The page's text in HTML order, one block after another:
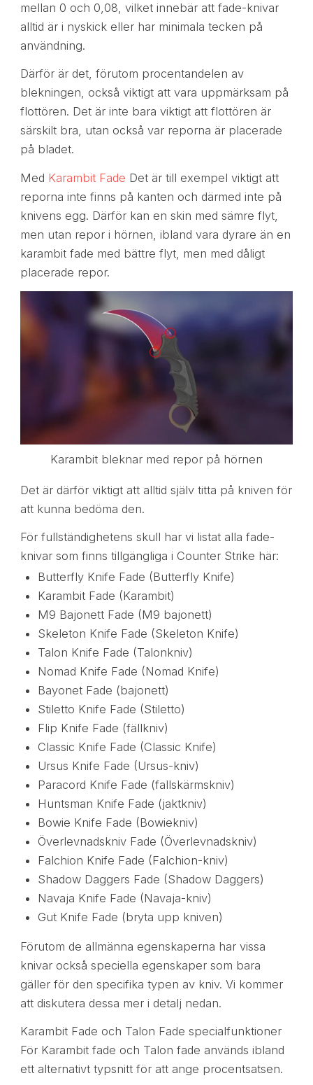
mellan 0 och 0,08, vilket innebär att fade-knivar
alltid är i nyskick eller har minimala tecken på
användning.
Därför är det, förutom procentandelen av
blekningen, också viktigt att vara uppmärksam på
flottören. Det är inte bara viktigt att flottören är
särskilt bra, utan också var reporna är placerade
på bladet.
Med Karambit Fade Det är till exempel viktigt att
reporna inte finns på kanten och därmed inte på
knivens egg. Därför kan en skin med sämre flyt,
men utan repor i hörnen, ibland vara dyrare än en
karambit fade med bättre flyt, men med dåligt
placerade repor.
Karambit bleknar med repor på hörnen
Det är därför viktigt att alltid själv titta på kniven för
att kunna bedöma den.
För fullständighetens skull har vi listat alla fade-
knivar som finns tillgängliga i Counter Strike här:
Butterfly Knife Fade (Butterfly Knife)
Karambit Fade (Karambit)
M9 Bajonett Fade (M9 bajonett)
Skeleton Knife Fade (Skeleton Knife)
Talon Knife Fade (Talonkniv)
Nomad Knife Fade (Nomad Knife)
Bayonet Fade (bajonett)
Stiletto Knife Fade (Stiletto)
Flip Knife Fade (fällkniv)
Classic Knife Fade (Classic Knife)
Ursus Knife Fade (Ursus-kniv)
Paracord Knife Fade (fallskärmskniv)
Huntsman Knife Fade (jaktkniv)
Bowie Knife Fade (Bowiekniv)
Överlevnadskniv Fade (Överlevnadskniv)
Falchion Knife Fade (Falchion-kniv)
Shadow Daggers Fade (Shadow Daggers)
Navaja Knife Fade (Navaja-kniv)
Gut Knife Fade (bryta upp kniven)
Förutom de allmänna egenskaperna har vissa
knivar också speciella egenskaper som bara
gäller för den specifika typen av kniv. Vi kommer
att diskutera dessa mer i detalj nedan.
Karambit Fade och Talon Fade specialfunktioner
För Karambit fade och Talon fade används ibland
ett alternativt typsnitt för att ange procentsatsen.